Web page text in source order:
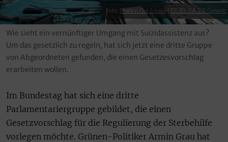
Foto: Phalinn Ooi, fotolia CC BY-SA 2.0 Generic
Wie sieht ein vernünftiger Umgang mit Suizidassistenz aus?
Um das gesetzlich zu regeln, hat sich jetzt eine dritte Gruppe
von Abgeordneten gefunden, die einen Gesetzesvorschlag
erarbeiten wollen.
Im Bundestag hat sich eine dritte
Parlamentariergruppe gebildet, die einen
Gesetzvorschlag für die Regulierung der Sterbehilfe
vorlegen möchte. Grünen-Politiker Armin Grau hat